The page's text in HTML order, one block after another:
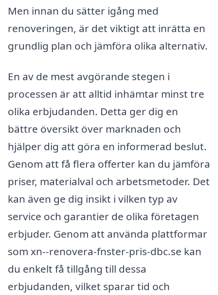
Men innan du sätter igång med
renoveringen, är det viktigt att inrätta en
grundlig plan och jämföra olika alternativ.
En av de mest avgörande stegen i
processen är att alltid inhämtar minst tre
olika erbjudanden. Detta ger dig en
bättre översikt över marknaden och
hjälper dig att göra en informerad beslut.
Genom att få flera offerter kan du jämföra
priser, materialval och arbetsmetoder. Det
kan även ge dig insikt i vilken typ av
service och garantier de olika företagen
erbjuder. Genom att använda plattformar
som xn--renovera-fnster-pris-dbc.se kan
du enkelt få tillgång till dessa
erbjudanden, vilket sparar tid och